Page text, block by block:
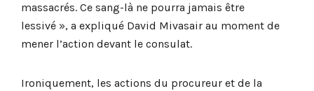
massacrés. Ce sang-là ne pourra jamais être
lessivé », a expliqué David Mivasair au moment de
mener l’action devant le consulat.
Ironiquement, les actions du procureur et de la